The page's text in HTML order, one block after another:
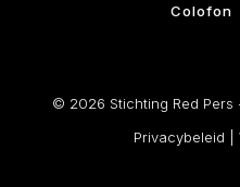
Colofon
© 2026 Stichting Red
Privacybeleid